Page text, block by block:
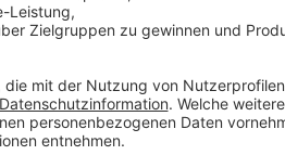
wir ihn euch nicht. Seit 2003
Telefon mit seinen Hörerinnen und
mit lachen - wenn auch nicht
ist Elvis nun unter die Podcaster
Hier bekommt Ihr außerdem
Version. Elvis wird sich mit